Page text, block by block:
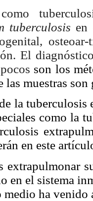
tuberculosis en
El
son los
las muestras
la tuberculosis
como la
en este
extrapulmonar
en el sistema
medio ha venido